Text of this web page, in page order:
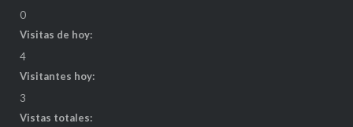
0
Visitas de hoy:
4
Visitantes hoy:
3
Vistas totales: